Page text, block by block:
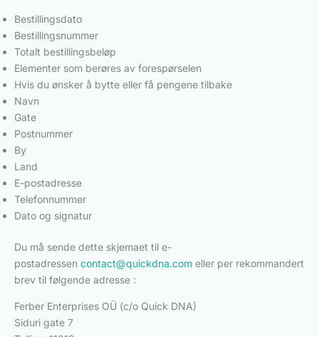
Bestillingsdato
Bestillingsnummer
Totalt bestillingsbeløp
Elementer som berøres av forespørselen
Hvis du ønsker å bytte eller få pengene tilbake
Navn
Gate
Postnummer
By
Land
E-postadresse
Telefonnummer
Dato og signatur
Du må sende dette skjemaet til e-
postadressen contact@quickdna.com eller per rekommandert
brev til følgende adresse :
Ferber Enterprises OÜ (c/o Quick DNA)
Siduri gate 7